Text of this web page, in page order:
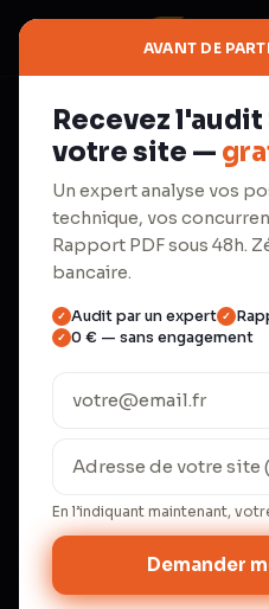
AVANT DE
Recevez
votre site —
Un expert analyse vos
technique, vos
Rapport PDF sous 48h.
bancaire.
✓ Audit par un expert ✓
✓ 0 € — sans engagement
En l’indiquant maintenant,
Demander
◇
Identité
Les
33 %
visuel
Créavores
France.